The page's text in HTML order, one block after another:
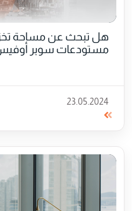
هل تبحث عن مساحة
مستودعات سوبر
23.05.2024